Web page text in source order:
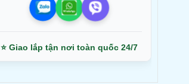
⭐ Giao lắp tận nơi toàn quốc 24/7